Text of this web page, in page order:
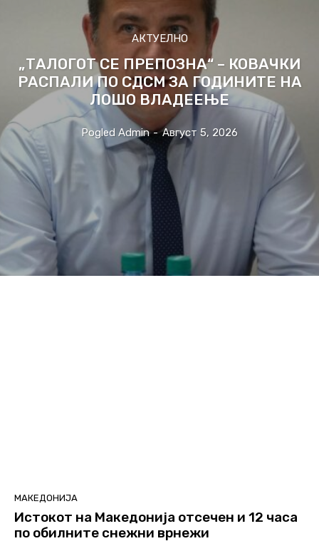
АКТУЕЛНО
„ТАЛОГОТ СЕ ПРЕПОЗНА“ – КОВАЧКИ
РАСПАЛИ ПО СДСМ ЗА ГОДИНИТЕ НА
ЛОШО ВЛАДЕЕЊЕ
Pogled Admin - Август 5, 2026
МАКЕДОНИЈА
Истокот на Македонија отсечен и 12 часа
по обилните снежни врнежи